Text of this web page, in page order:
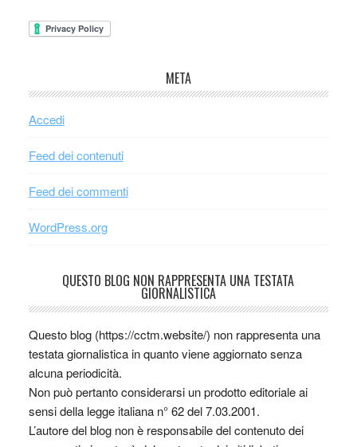
META
Accedi
Feed dei contenuti
Feed dei commenti
WordPress.org
QUESTO BLOG NON RAPPRESENTA UNA TESTATA
GIORNALISTICA
Questo blog (https://cctm.website/) non rappresenta una
testata giornalistica in quanto viene aggiornato senza
alcuna periodicità.
Non può pertanto considerarsi un prodotto editoriale ai
sensi della legge italiana n° 62 del 7.03.2001.
L’autore del blog non è responsabile del contenuto dei